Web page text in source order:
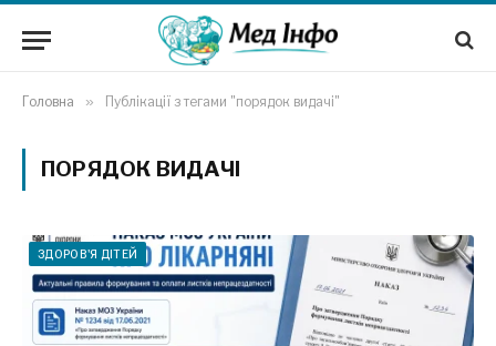
Головна » Публікації з тегами "порядок видачі"
ПОРЯДОК ВИДАЧІ
ЗДОРОВ'Я ДІТЕЙ